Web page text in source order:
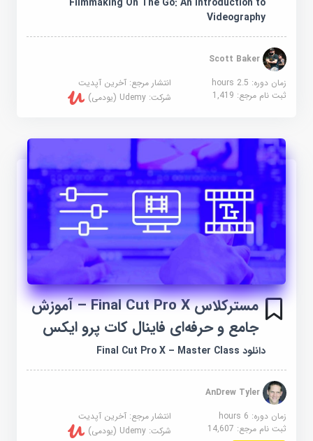
Videography
Scott Baker
زمان دوره: 2.5 hours
انتشار مرجع:آخرین آپدیت
ثبت نام مرجع:1,419 شرکت:Udemy (یودمی)
مسترکلاس Final Cut Pro X – آموزش
جامع و حرفه‌ای فاینال کات پرو ایکس
دانلود Final Cut Pro X – Master Class
AnDrew Tyler
زمان دوره: 6 hours
انتشار مرجع:آخرین آپدیت
ثبت نام مرجع:14,607 شرکت:Udemy (یودمی)